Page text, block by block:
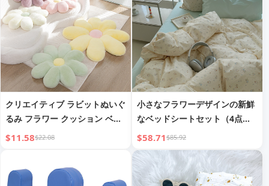
クリエイティブ ラビットぬいぐ
るみ フラワー クッション ベイ
ウィンドウ クッション 八弁花
シッピング
$11.58$22.08
小さなフラワーデザインの新鮮
なベッドシートセット（4点セ
ット）
$58.71$85.92